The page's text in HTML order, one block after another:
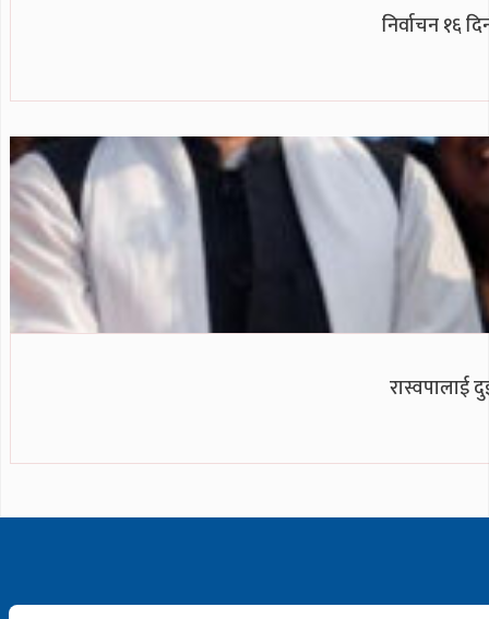
निर्वाचन १६
रास्वपालाई